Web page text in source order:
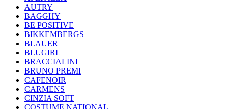
AUTRY
BAGGHY
BE POSITIVE
BIKKEMBERGS
BLAUER
BLUGIRL
BRACCIALINI
BRUNO PREMI
CAFENOIR
CARMENS
CINZIA SOFT
COSTUME NATIONAL